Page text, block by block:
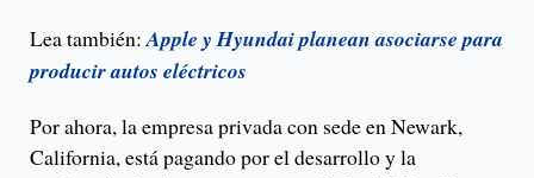
Lea también:Apple y Hyundai planean asociarse para
producir autos eléctricos
Por ahora, la empresa privada con sede en Newark,
California, está pagando por el desarrollo y la